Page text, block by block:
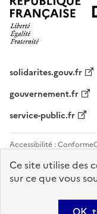
solidarites.gouv.fr
gouvernement.fr
service-public.fr
Accessibilité : Conforme
Sauf mention contraire,
Ce site utilise des
sur ce que vous